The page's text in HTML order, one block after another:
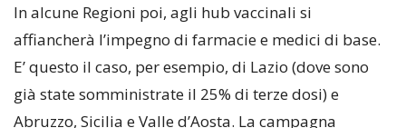
In alcune Regioni poi, agli hub vaccinali si
affiancherà l’impegno di farmacie e medici di base.
E’ questo il caso, per esempio, di Lazio (dove sono
già state somministrate il 25% di terze dosi) e
Abruzzo, Sicilia e Valle d’Aosta. La campagna